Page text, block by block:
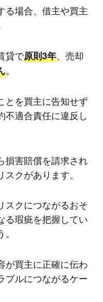
る場合、借主や買主
貸で原則3年、売却
。
とを買主に告知せず
不適合責任に違反し
損害賠償を請求され
クがあります。
スクにつながるおそ
る瑕疵を把握してい
が買主に正確に伝わ
ブルにつながるケー